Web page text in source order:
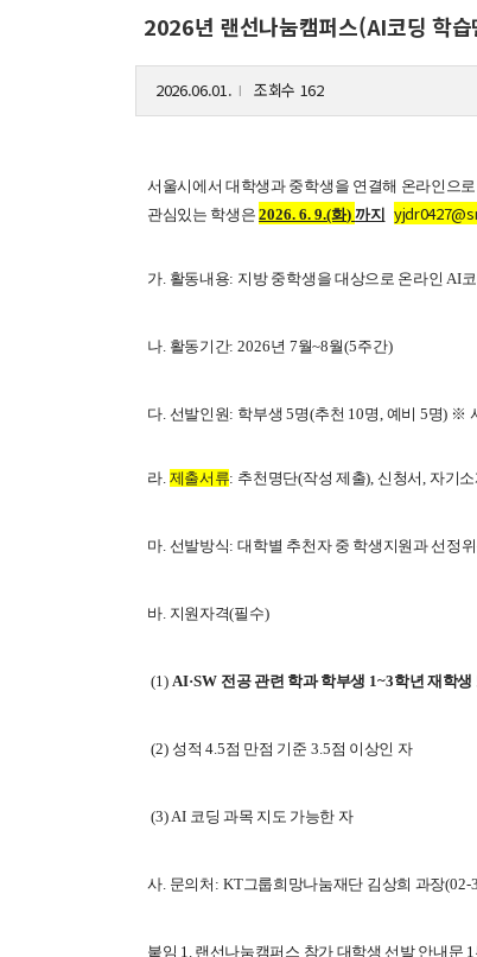
공지사항
보유도서
2026년 랜선나눔캠퍼스(AI코딩 학
2026.06.01. 조회수 162
서울시에서 대학생과 중학생을 연결해 온라인으
관심있는 학생은2026. 6. 9.(화)까지
가. 활동내용: 지방 중학생을 대상으로 온라인 AI
나. 활동기간: 2026년 7월~8월(5주간)
다. 선발인원: 학부생5명(추천 10명, 예비 5명) ※
라. 제출서류: 추천명단(작성 제출), 신청서, 자기
마. 선발방식:대학별 추천자 중 학생지원과 선정
바. 지원자격(필수)
(1) AI·SW 전공 관련 학과 학부생 1~3학년 재학생
(2) 성적4.5점 만점 기준 3.5점 이상인 자
(3) AI 코딩 과목 지도 가능한 자
사. 문의처 : KT그룹희망나눔재단 김상희 과장(02-
붙임 1. 랜선나눔캠퍼스 참가 대학생 선발 안내문 1